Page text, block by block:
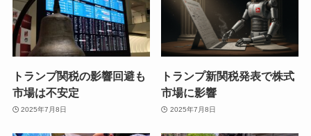
トランプ関税の影響回避も
市場は不安定
2025年7月8日
トランプ新関税発表で株式
市場に影響
2025年7月8日